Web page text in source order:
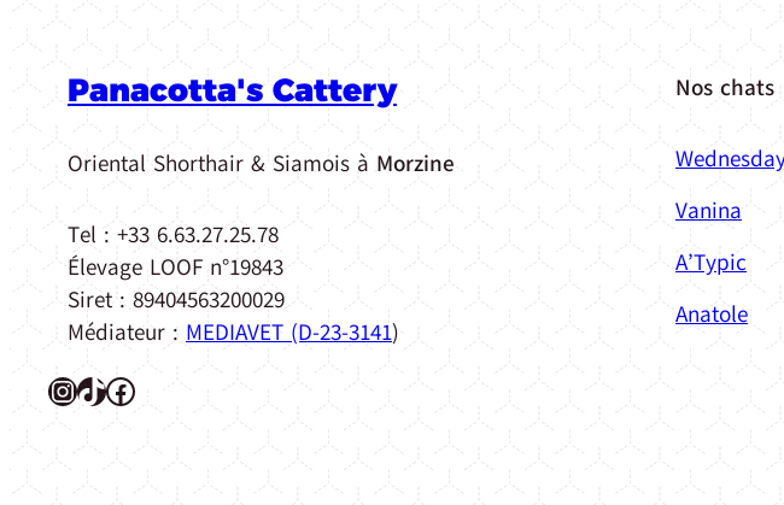
Panacotta's Cattery
Oriental Shorthair & Siamois à Morzine
Tel : +33 6.63.27.25.78
Élevage LOOF n°19843
Siret : 89404563200029
Médiateur : MEDIAVET (D-23-3141)
InstagramTikTok Facebook
Nos chats
Vanina
A’Typic
Anatole